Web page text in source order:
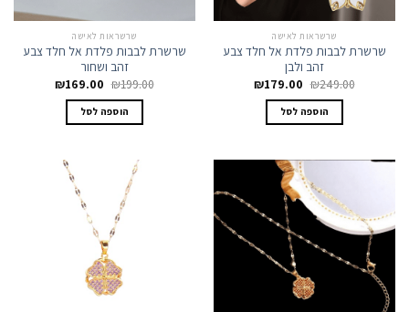
שרשראות לאישה
שרשרת לבבות פלדת אל חלד צבע
זהב ולבן
₪249.00 המחיר
היה:
₪249.00.
₪179.00 המחיר
הוספה לסל
שרשראות לאישה
שרשרת לבבות פלדת אל חלד צבע
זהב ושחור
₪199.00 המחיר
היה:
₪199.00.
₪169.00 המחיר
הוספה לסל